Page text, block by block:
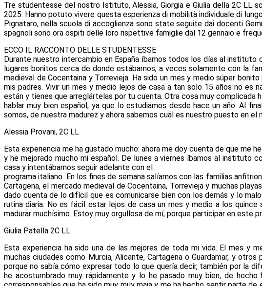
Tre studentesse del nostro Istituto, Alessia, Giorgia e Giulia della 2C LL
2025. Hanno potuto vivere questa esperienza di mobilità individuale di
Pignataro, nella scuola di accoglienza sono state seguite dai docenti
spagnoli sono ora ospiti delle loro rispettive famiglie dal 12 gennaio e
ECCO IL RACCONTO DELLE STUDENTESSE
Durante nuestro intercambio en España íbamos todos los días al instituto
lugares bonitos cerca de donde estábamos, a veces solamente con la
medieval de Cocentaina y Torrevieja. Ha sido un mes y medio súper
mis padres. Vivir un mes y medio lejos de casa a tan solo 15 años no
están y tienes que arreglártelas por tu cuenta. Otra cosa muy complicada
hablar muy bien español, ya que lo estudiamos desde hace un año. Al
somos, de nuestra madurez y ahora sabemos cuál es nuestro puesto en
Alessia Provani, 2C LL
Esta experiencia me ha gustado mucho: ahora me doy cuenta de que me
y he mejorado mucho mi español. De lunes a viernes íbamos al instituto
casa y intentábamos seguir adelante con el
programa italiano. En los fines de semana salíamos con las familias
Cartagena, el mercado medieval de Cocentaina, Torrevieja y muchas
dado cuenta de lo difícil que es comunicarse bien con los demás y lo
rutina diaria. No es fácil estar lejos de casa un mes y medio a los
madurar muchísimo. Estoy muy orgullosa de mí, porque participar en este
Giulia Patella 2C LL
Esta experiencia ha sido una de las mejores de toda mi vida. El mes y
muchas ciudades como Murcia, Alicante, Cartagena o Guardamar, y
porque no sabía cómo expresar todo lo que quería decir, también por la
he acostumbrado muy rápidamente y lo he pasado muy bien, de